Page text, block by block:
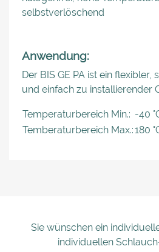
selbstverlöschend
Anwendung:
Der BIS GE PA ist ein
und einfach zu installierender
Temperaturbereich Min.: -40
Temberaturbereich Max.:180
Sie wünschen ein
individuellen